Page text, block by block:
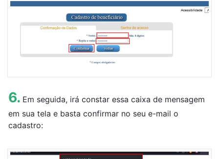
6. Em seguida, irá constar essa caixa de mensagem
em sua tela e basta confirmar no seu e-mail o
cadastro: